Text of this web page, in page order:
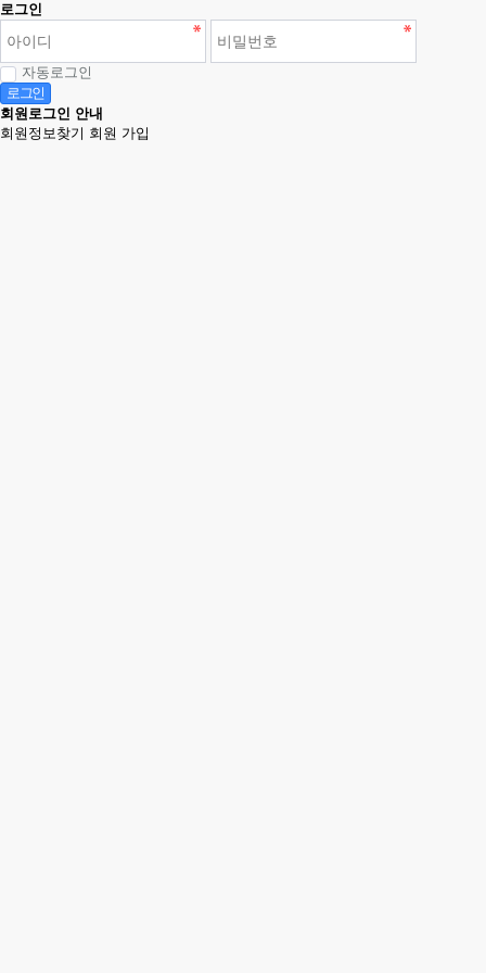
로그인
자동로그인
로그인
회원로그인 안내
회원정보찾기 회원 가입